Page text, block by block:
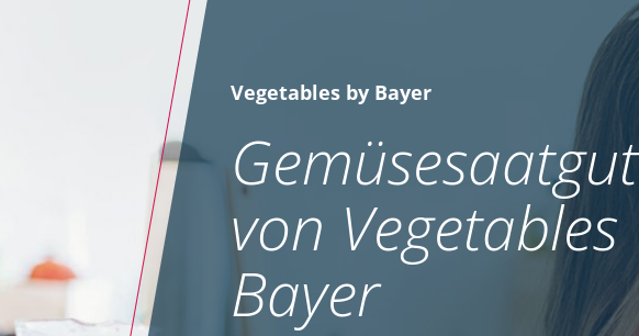
Vegetables by Bayer
Gemüsesaatgut
von Vegetables
Bayer